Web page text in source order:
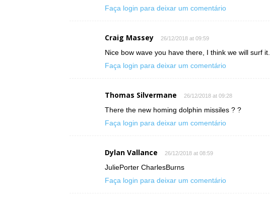
Faça login para deixar um comentário
Craig Massey 26/12/2018 at 09:59
Nice bow wave you have there, I think we will surf it.
Faça login para deixar um comentário
Thomas Silvermane 26/12/2018 at 09:28
There the new homing dolphin missiles ? ?
Faça login para deixar um comentário
Dylan Vallance 26/12/2018 at 08:59
JuliePorter CharlesBurns
Faça login para deixar um comentário